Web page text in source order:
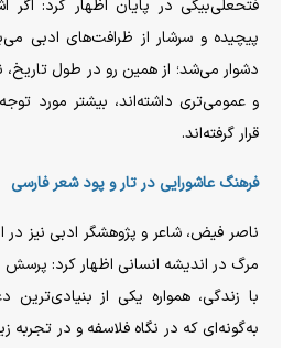
فتحعلی‌بیگی در پایان اظهار کرد: اگر
پیچیده و سرشار از ظرافت‌های ادبی
دشوار می‌شد؛ از همین رو در طول
و عمومی‌تری داشته‌اند، بیشتر مورد
قرار گرفته‌اند.
فرهنگ عاشورایی در تار و پود شعر فارسی
ناصر فیض، شاعر و پژوهشگر ادبی نیز در
مرگ در اندیشه انسانی اظهار کرد:
با زندگی، همواره یکی از
به‌گونه‌ای که در نگاه فلاسفه و در تجربه